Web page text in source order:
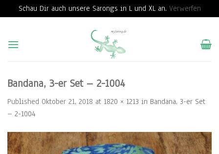
Schau Dir auch unsere Sarongs in L und XL an. Verwerfen
content
Bandana, 3-er Set – 2-1004
Published Oktober 21, 2018 at 1820 × 1213 in Bandana, 3-er Set
– 2-1004